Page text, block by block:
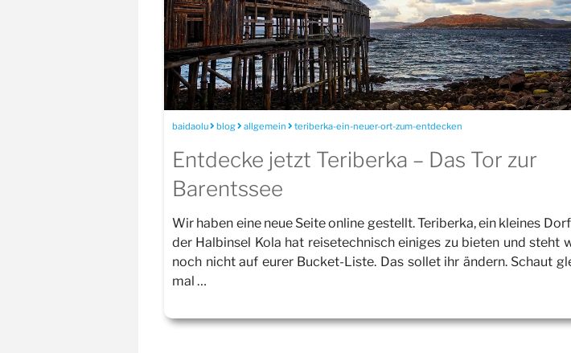
baidaolu blog allgemein teriberka-ein-neuer-ort-zum-entdecken
Entdecke jetzt Teriberka – Das Tor zur
Barentssee
Wir haben eine neue Seite online gestellt. Teriberka, ein kleines
der Halbinsel Kola hat reisetechnisch einiges zu bieten und steht
noch nicht auf eurer Bucket-Liste. Das sollet ihr ändern. Schaut
mal …